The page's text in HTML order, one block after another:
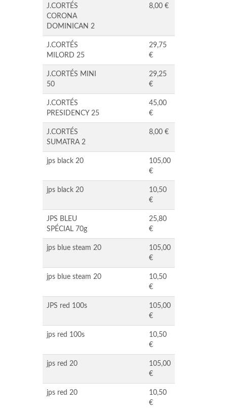
J.CORTÉS
CORONA
DOMINICAN 2
8,00 €
J.CORTÉS
MILORD 25
29,75
€
J.CORTÉS MINI
50
29,25
€
J.CORTÉS
PRESIDENCY 25
45,00
€
J.CORTÉS
SUMATRA 2
8,00 €
jps black 20
105,00
€
jps black 20
10,50
€
JPS BLEU
SPÉCIAL 70g
25,80
€
jps blue steam 20
105,00
€
jps blue steam 20
10,50
€
JPS red 100s
105,00
€
jps red 100s
10,50
€
jps red 20
105,00
€
jps red 20
10,50
€